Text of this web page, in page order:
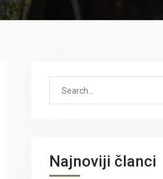
Najnoviji članci